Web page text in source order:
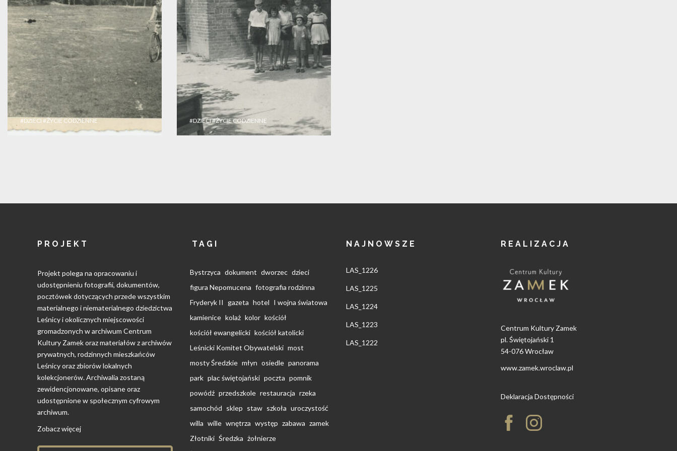
#DZIECI #ŻYCIE CODZIENNE #DZIECI#ŻYCIE CODZIENNE
PROJEKT
Projekt polega na opracowaniu i
udostępnieniu fotografii, dokumentów,
pocztówek dotyczących przede wszystkim
materialnego i niematerialnego dziedzictwa
Leśnicy i okolicznych miejscowości
gromadzonych w archiwum Centrum
Kultury Zamek oraz materiałów z archiwów
prywatnych, rodzinnych mieszkańców
Leśnicy oraz zbiorów lokalnych
kolekcjonerów. Archiwalia zostaną
zewidencjonowane, opisane oraz
udostępnione w społecznym cyfrowym
archiwum.
Zobacz więcej
TAGI
Bystrzyca dokument dworzec dzieci
figura Nepomucena fotografia rodzinna
Fryderyk II
gazeta hotel I wojna światowa
kamienice kolaż kolor kościół
kościół ewangelicki kościół katolicki
Leśnicki Komitet Obywatelski most
mosty Średzkie młyn osiedle panorama
park plac świętojański poczta pomnik
powódź przedszkole restauracja rzeka
samochód sklep staw szkoła uroczystość
willa wille wnętrza występ zabawa zamek
Złotniki Średzka żołnierze
NAJNOWSZE
LAS_1226
LAS_1225
LAS_1224
LAS_1223
LAS_1222
REALIZACJA
Centrum Kultury Zamek
pl. Świętojański 1
54-076 Wrocław
www.zamek.wroclaw.pl
Deklaracja Dostępności